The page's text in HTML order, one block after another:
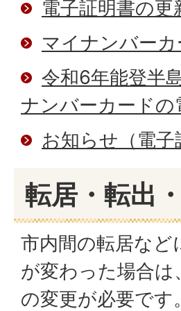
電子証明書の
マイナンバー
令和6年能登半
ナンバーカード
お知らせ（電
転居・転出
市内間の転居など
が変わった場合
の変更が必要で